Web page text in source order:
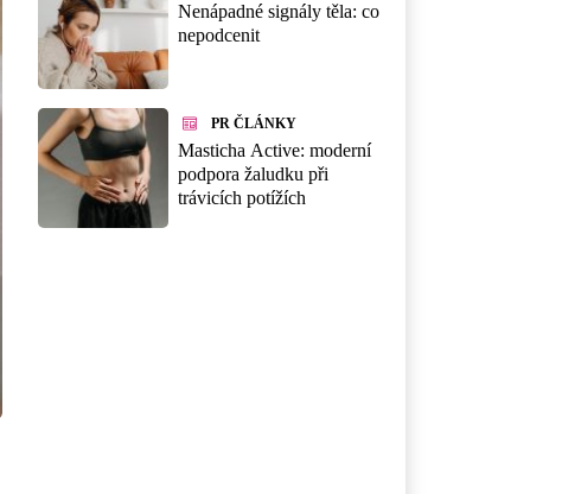
Nenápadné signály těla: co
nepodcenit
PR ČLÁNKY
Masticha Active: moderní
podpora žaludku při
trávicích potížích